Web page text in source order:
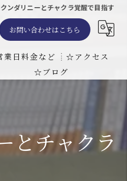
ンダリニーとチャクラ覚醒で目指す
お問い合わせはこちら
の方法と効果
日料金など ☆アクセス
☆ブログ
とチャクラ